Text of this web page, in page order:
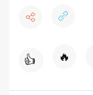
👍 🔥